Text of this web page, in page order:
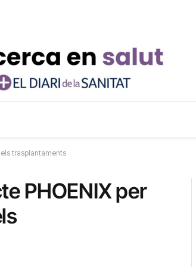
els trasplantaments
PHOENIX per